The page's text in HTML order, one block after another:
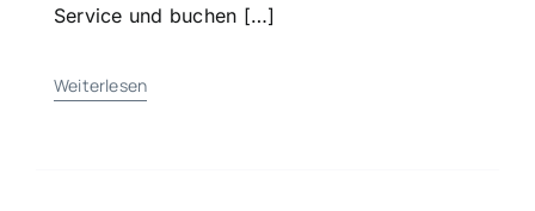
Service und buchen […]
Weiterlesen